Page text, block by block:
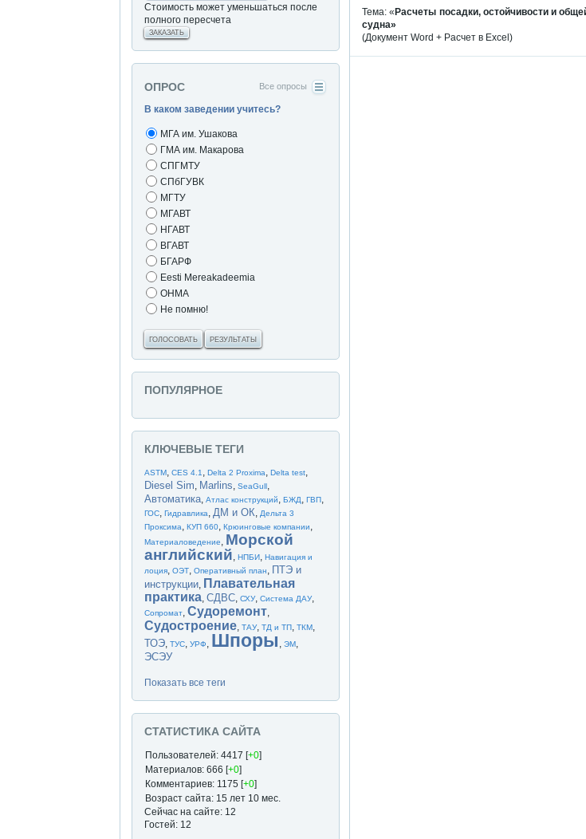
Тема: « Расчеты посадки, остойчивости и
судна»
(Документ Word + Расчет в Excel)
Стоимость может уменьшаться после
полного пересчета
ЗАКАЗАТЬ
ОПРОС Все опросы
В каком заведении учитесь?
МГА им. Ушакова
ГМА им. Макарова
СПГМТУ
СПбГУВК
МГТУ
МГАВТ
НГАВТ
ВГАВТ
БГАРФ
Eesti Mereakadeemia
ОНМА
Не помню!
ГОЛОСОВАТЬ РЕЗУЛЬТАТЫ
ПОПУЛЯРНОЕ
КЛЮЧЕВЫЕ ТЕГИ
ASTM, CES 4.1, Delta 2 Proxima, Delta test,
Diesel Sim, Marlins, SeaGull,
Автоматика, Атлас конструкций, БЖД, ГВП,
ГОС, Гидравлика, ДМ и ОК, Дельта 3
Проксима, КУП 660, Крюинговые компании,
Материаловедение, Морской
английский, НПБИ, Навигация и
лоция, ОЭТ, Оперативный план, ПТЭ и
инструкции, Плавательная
практика, СДВС, СХУ, Система ДАУ,
Сопромат, Судоремонт,
Судостроение, ТАУ, ТД и ТП, ТКМ,
ТОЭ, ТУС, УРФ, Шпоры , ЭМ,
ЭСЭУ
Показать все теги
СТАТИСТИКА САЙТА
Пользователей: 4417 [+0]
Материалов: 666 [+0]
Комментариев: 1175 [+0]
Возраст сайта: 15 лет 10 мес.
Сейчас на сайте: 12
Гостей: 12